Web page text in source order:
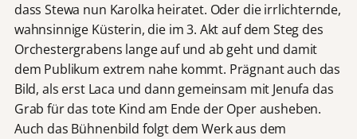
dass Stewa nun Karolka heiratet. Oder die irrlichternde,
wahnsinnige Küsterin, die im 3. Akt auf dem Steg des
Orchestergrabens lange auf und ab geht und damit
dem Publikum extrem nahe kommt. Prägnant auch das
Bild, als erst Laca und dann gemeinsam mit Jenufa das
Grab für das tote Kind am Ende der Oper ausheben.
Auch das Bühnenbild folgt dem Werk aus dem